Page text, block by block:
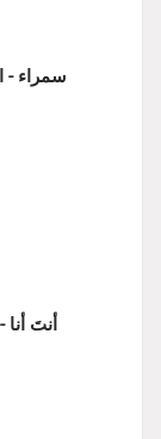
سمراء -
أنتَ